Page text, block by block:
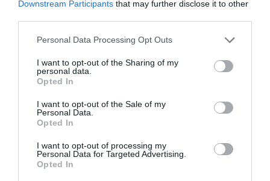
Downstream Participants that may further disclose it to other
Please note that this website/app uses one or more Google
not limited to your visit or usage behaviour. You may click to
grant or deny consent to Google and its third-party tags to
use your data for below specified purposes in below Google
consent section.
Personal Data Processing Opt Outs
I want to opt-out of the Sharing of my
personal data.
Opted In
I want to opt-out of the Sale of my
Personal Data.
Opted In
I want to opt-out of processing my
Personal Data for Targeted Advertising.
Opted In